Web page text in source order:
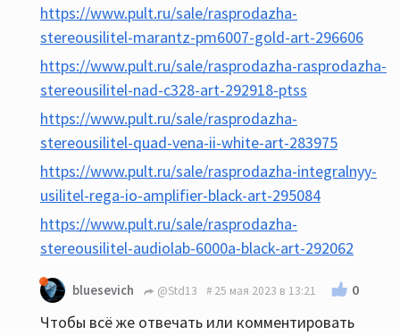
https://www.pult.ru/sale/rasprodazha-
stereousilitel-marantz-pm6007-gold-art-296606
https://www.pult.ru/sale/rasprodazha-rasprodazha-
stereousilitel-nad-c328-art-292918-ptss
https://www.pult.ru/sale/rasprodazha-
stereousilitel-quad-vena-ii-white-art-283975
https://www.pult.ru/sale/rasprodazha-integralnyy-
usilitel-rega-io-amplifier-black-art-295084
https://www.pult.ru/sale/rasprodazha-
stereousilitel-audiolab-6000a-black-art-292062
bluesevich @Std13 25 мая 2023 в 13:21 0
Чтобы всё же отвечать или комментировать